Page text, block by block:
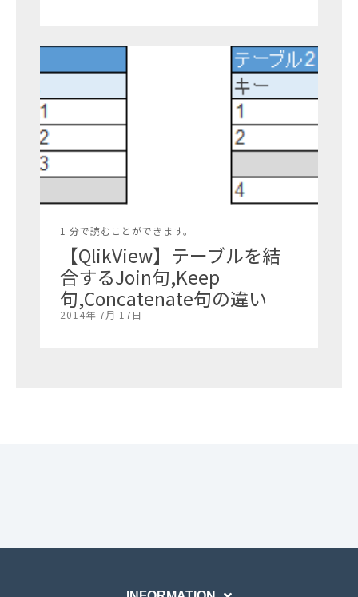
1 分で読むことができます。
【QlikView】テーブルを結
合するJoin句,Keep
句,Concatenate句の違い
2014年 7月 17日